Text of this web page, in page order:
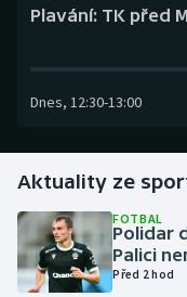
Box
Florbal
Futsal
Golf
Plavání: TK před
Dnes, 12:30-13:00
Aktuality ze
FOTBAL
Polidar
Palici
Před 2 hod